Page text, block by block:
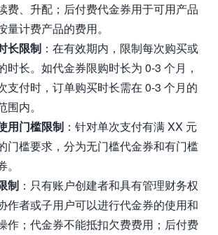
费、升配；后付费代金券用于可用产品
量计费产品的费用。
长限制 ：在有效期内，限制每次购买或
时长。如代金券限购时长为 0-3 个月，
支付时，订单购买时长需在 0-3 个月的
围内。
用门槛限制 ：针对单次支付有满 XX 元
门槛要求，分为无门槛代金券和有门槛
制 ：只有账户创建者和具有管理财务权
作者或子用户可以进行代金券的使用和
作；代金券不能抵扣欠费费用；后付费